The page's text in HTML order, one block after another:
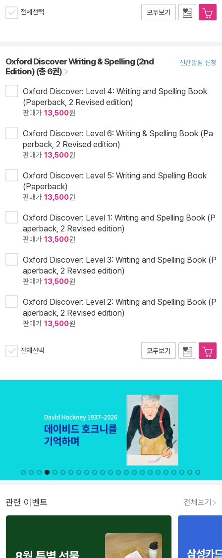
전체선택 모두보기
Oxford Discover Writing & Spelling (2nd
Edition) (총 6권)
신간알림 신청
Oxford Discover: Level 4: Writing and Spelling Book
(Paperback, 2 Revised edition)
판매가 13,500원
Oxford Discover: Level 6: Writing & Spelling Book (Pa
perback, 2 Revised edition)
판매가 13,500원
Oxford Discover: Level 5: Writing and Spelling Book
(Paperback)
판매가 13,500원
Oxford Discover: Level 1: Writing and Spelling Book (P
aperback, 2 Revised edition)
판매가 13,500원
Oxford Discover: Level 3: Writing and Spelling Book (P
aperback, 2 Revised edition)
판매가 13,500원
Oxford Discover: Level 2: Writing and Spelling Book (P
aperback, 2 Revised edition)
판매가 13,500원
전체선택 모두보기
관련 이벤트 전체보기